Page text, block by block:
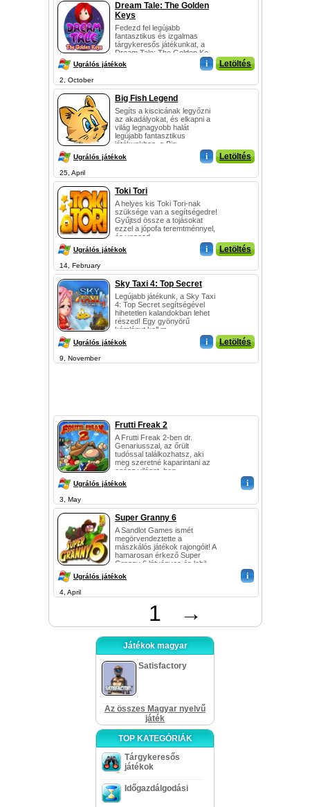
Dream Tale: The Golden
Keys
Fedezd fel legújabb
fantasztikus és izgalmas
tárgykeresős játékunkat, a
Dream Tale: The Golden Ke...
Ugrálós játékok i Letöltés
2, October
Big Fish Legend
Segíts a kiscicának legyőzni
az akadályokat, és elkapni a
világ legnagyobb halát
legújabb fantasztikus
játékunkban, a Big ...
Ugrálós játékok i Letöltés
25, April
Toki Tori
A helyes kis Toki Tori-nak
szüksége van a segítségedre!
Gyűjtsd össze a tojásokat
ezzel a jópofa teremtménnyel,
és vezesd ...
Ugrálós játékok i Letöltés
14, February
Sky Taxi 4: Top Secret
Legújabb játékunk, a Sky Taxi
4: Top Secret segítségével
hihetetlen kalandokban lehet
részed! Egy gyönyörű
kémlányt kell m...
Ugrálós játékok i Letöltés
9, November
Frutti Freak 2
A Frutti Freak 2-ben dr.
Genariusszal, az őrült
tudóssal találkozhatsz, aki
meg szeretné kaparintani az
egész világot, hog...
Ugrálós játékok i
3, May
Super Granny 6
A Sandlot Games ismét
megörvendeztette a
mászkálós játékok rajongóit! A
hamarosan érkező Super
Granny 6 látványos és lebil...
Ugrálós játékok i
4, April
1 →
Játékok magyar
Satisfactory
Az összes Magyar nyelvű
játék
TOP KATEGÓRIÁK
Tárgykeresős
játékok
Időgazdálgodási